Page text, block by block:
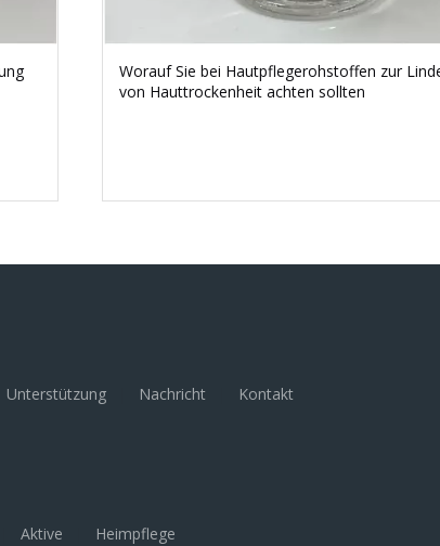
Worauf Sie bei Hautpflegerohstoffen zur
von Hauttrockenheit achten sollten
Unterstützung Nachricht Kontakt
Aktive Heimpflege